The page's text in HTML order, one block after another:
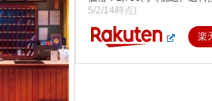
5/2/14時点)
楽